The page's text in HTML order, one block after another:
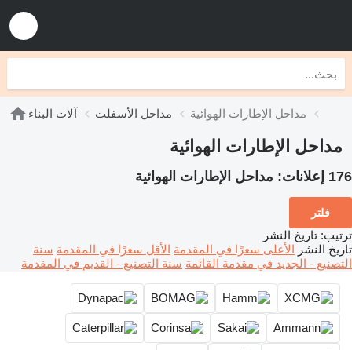
آلات البناء مداحل الأسفلت مداحل الإطارات الهوائية
مداحل الإطارات الهوائية
176 إعلانات: مداحل الإطارات الهوائية
فلتر
ترتيب: تاريخ النشر
تاريخ النشر الأعلى سعرًا في المقدمة الأقل سعرًا في المقدمة سنة
التصنيع - الجديد في مقدمة القائمة سنة التصنيع - القديم في المقدمة